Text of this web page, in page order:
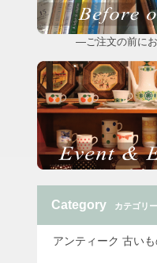
―ご注文の前に
Category カテゴリー
アンティーク 古い